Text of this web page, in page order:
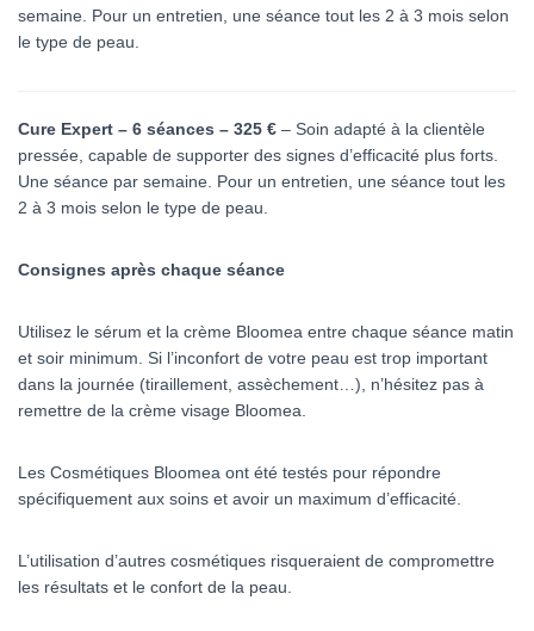
semaine. Pour un entretien, une séance tout les 2 à 3 mois selon
le type de peau.
Cure Expert – 6 séances – 325 € – Soin adapté à la clientèle
pressée, capable de supporter des signes d’efficacité plus forts.
Une séance par semaine. Pour un entretien, une séance tout les
2 à 3 mois selon le type de peau.
Consignes après chaque séance
Utilisez le sérum et la crème Bloomea entre chaque séance matin
et soir minimum. Si l’inconfort de votre peau est trop important
dans la journée (tiraillement, assèchement…), n’hésitez pas à
remettre de la crème visage Bloomea.
Les Cosmétiques Bloomea ont été testés pour répondre
spécifiquement aux soins et avoir un maximum d’efficacité.
L’utilisation d’autres cosmétiques risqueraient de compromettre
les résultats et le confort de la peau.